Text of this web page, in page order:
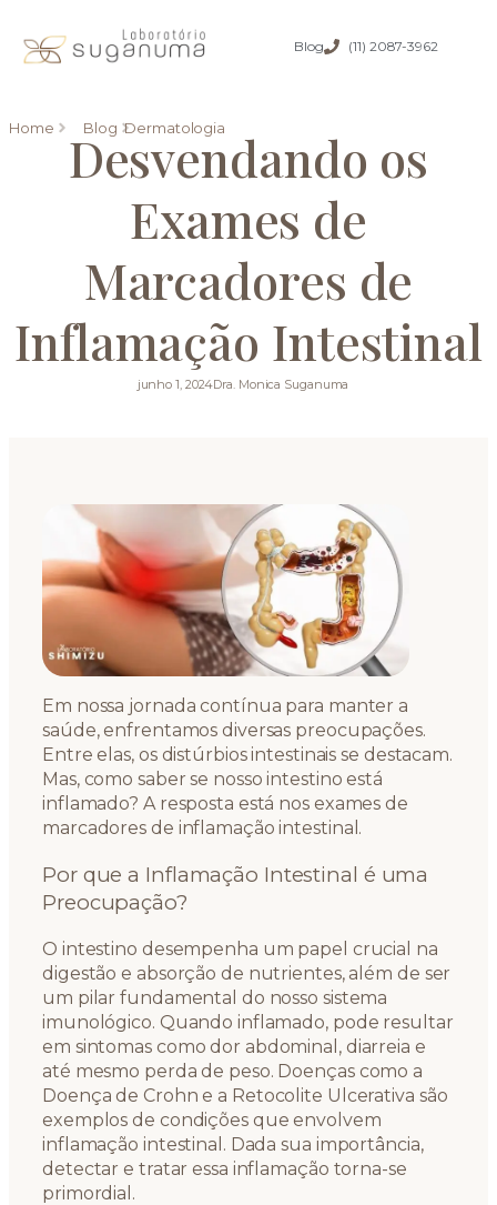
Blog (11) 2087-3962
Home Blog Dermatologia
Desvendando os
Exames de
Marcadores de
Inflamação Intestinal
junho 1, 2024Dra. Monica Suganuma
Em nossa jornada contínua para manter a
saúde, enfrentamos diversas preocupações.
Entre elas, os distúrbios intestinais se destacam.
Mas, como saber se nosso intestino está
inflamado? A resposta está nos exames de
marcadores de inflamação intestinal.
Por que a Inflamação Intestinal é uma
Preocupação?
O intestino desempenha um papel crucial na
digestão e absorção de nutrientes, além de ser
um pilar fundamental do nosso sistema
imunológico. Quando inflamado, pode resultar
em sintomas como dor abdominal, diarreia e
até mesmo perda de peso. Doenças como a
Doença de Crohn e a Retocolite Ulcerativa são
exemplos de condições que envolvem
inflamação intestinal. Dada sua importância,
detectar e tratar essa inflamação torna-se
primordial.